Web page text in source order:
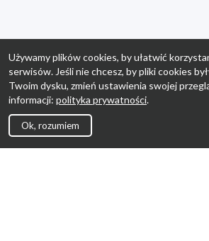
Używamy plików cookies, by ułatwić
serwisów. Jeśli nie chcesz, by pliki cookies
Twoim dysku, zmień ustawienia swojej
informacji: polityka prywatności.
Ok, rozumiem